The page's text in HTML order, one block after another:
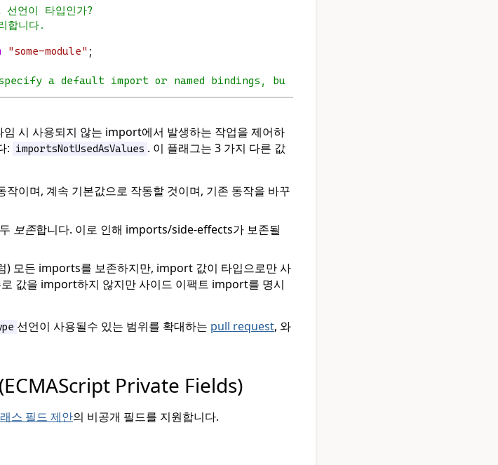
언이 타입인가?
합니다.
"some-module" ;
a default import or named bindings, but not both.
시 사용되지 않는 import에서 발생하는 작업을 제어하
:
importsNotUsedAsValues . 이 플래그는 3 가지 다른 값
이며, 계속 기본값으로 작동할 것이며, 기존 동작을 바꾸
보존합니다. 이로 인해 imports/side-effects가 보존될
) 모든 imports를 보존하지만, import 값이 타입으로만 사
값을 import하지 않지만 사이드 이팩트 import를 명시
선언이 사용될수 있는 범위를 확대하는 pull request, 와
Private Fields)
스 필드 제안의 비공개 필드를 지원합니다.